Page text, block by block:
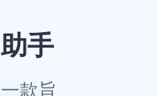
助手
一款旨